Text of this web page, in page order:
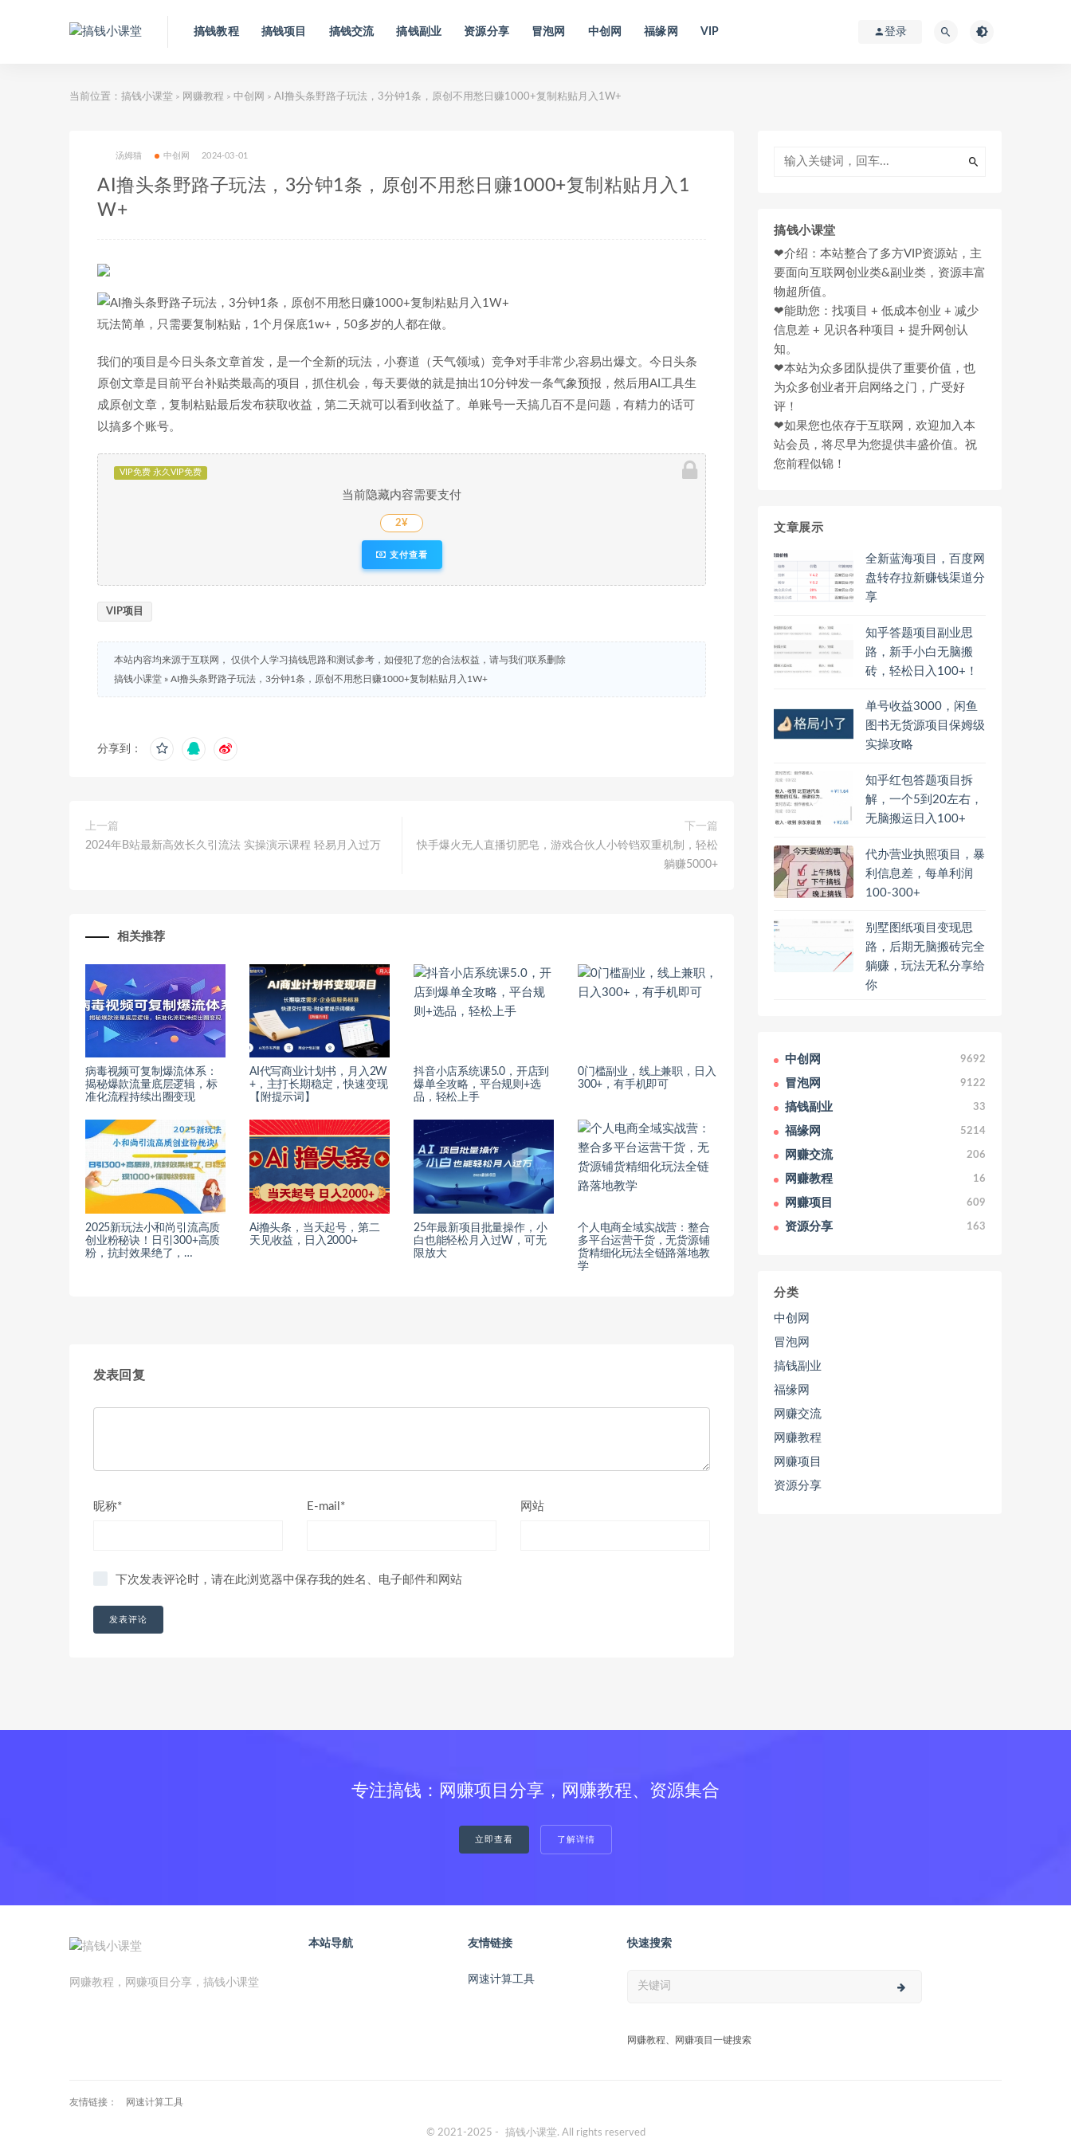
搞钱教程 搞钱项目 搞钱交流 搞钱副业 资源分享 冒泡网 中创网 福缘网 VIP 登录
当前位置： 搞钱小课堂 > 网赚教程 > 中创网 > AI撸头条野路子玩法，3分钟1条，原创不用愁日赚1000+复制粘贴月入1W+
汤姆猫 中创网 2024-03-01
AI撸头条野路子玩法，3分钟1条，原创不用愁日赚1000+复制粘贴月入1
W+
玩法简单，只需要复制粘贴，1个月保底1w+，50多岁的人都在做。
我们的项目是今日头条文章首发，是一个全新的玩法，小赛道（天气领域）竞争对手非常少,容易出爆文。今日头条
原创文章是目前平台补贴类最高的项目，抓住机会，每天要做的就是抽出10分钟发一条气象预报，然后用AI工具生
成原创文章，复制粘贴最后发布获取收益，第二天就可以看到收益了。单账号一天搞几百不是问题，有精力的话可
以搞多个账号。
VIP免费 永久VIP免费
当前隐藏内容需要支付
2¥
支付查看
VIP项目
本站内容均来源于互联网， 仅供个人学习搞钱思路和测试参考，如侵犯了您的合法权益，请与我们联系删除
搞钱小课堂 » AI撸头条野路子玩法，3分钟1条，原创不用愁日赚1000+复制粘贴月入1W+
分享到：
上一篇
2024年B站最新高效长久引流法 实操演示课程 轻易月入过万
下一篇
快手爆火无人直播切肥皂，游戏合伙人小铃铛双重机制，轻松
躺赚5000+
相关推荐
病毒视频可复制爆流体系：
揭秘爆款流量底层逻辑，标
准化流程持续出圈变现
AI代写商业计划书，月入2W
+，主打长期稳定，快速变现
【附提示词】
抖音小店系统课5.0，开店到
爆单全攻略，平台规则+选
品，轻松上手
0门槛副业，线上兼职，日入
300+，有手机即可
2025新玩法小和尚引流高质
创业粉秘诀！日引300+高质
粉，抗封效果绝了，…
Ai撸头条，当天起号，第二
天见收益，日入2000+
25年最新项目批量操作，小
白也能轻松月入过W，可无
限放大
个人电商全域实战营：整合
多平台运营干货，无货源铺
货精细化玩法全链路落地教
学
发表回复
昵称* E-mail* 网站
下次发表评论时，请在此浏览器中保存我的姓名、电子邮件和网站
搞钱小课堂
❤介绍：本站整合了多方VIP资源站，主
要面向互联网创业类&副业类，资源丰富
物超所值。
❤能助您：找项目 + 低成本创业 + 减少
信息差 + 见识各种项目 + 提升网创认
知。
❤本站为众多团队提供了重要价值，也
为众多创业者开启网络之门，广受好
评！
❤如果您也依存于互联网，欢迎加入本
站会员，将尽早为您提供丰盛价值。祝
您前程似锦！
文章展示
全新蓝海项目，百度网
盘转存拉新赚钱渠道分
享
知乎答题项目副业思
路，新手小白无脑搬
砖，轻松日入100+！
单号收益3000，闲鱼
图书无货源项目保姆级
实操攻略
知乎红包答题项目拆
解，一个5到20左右，
无脑搬运日入100+
代办营业执照项目，暴
利信息差，每单利润
100-300+
别墅图纸项目变现思
路，后期无脑搬砖完全
躺赚，玩法无私分享给
你
中创网 9692
冒泡网 9122
搞钱副业 33
福缘网 5214
网赚交流 206
网赚教程 16
网赚项目 609
资源分享 163
分类
中创网
冒泡网
搞钱副业
福缘网
网赚交流
网赚教程
网赚项目
资源分享
专注搞钱：网赚项目分享，网赚教程、资源集合
立即查看 了解详情
网赚教程，网赚项目分享，搞钱小课堂
本站导航 友情链接
网速计算工具
快速搜索
网赚教程、网赚项目一键搜索
友情链接： 网速计算工具
© 2021-2025 - 搞钱小课堂. All rights reserved